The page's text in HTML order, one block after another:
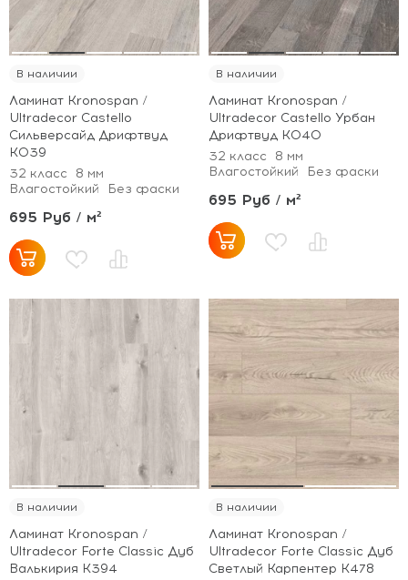
В наличии
Ламинат Kronospan /
Ultradecor Castello
Сильверсайд Дрифтвуд
K039
32 класс
8 мм
Влагостойкий
Без фаски
695 Руб / м²
В наличии
Ламинат Kronospan /
Ultradecor Castello Урбан
Дрифтвуд K040
32 класс
8 мм
Влагостойкий
Без фаски
695 Руб / м²
В наличии
Ламинат Kronospan /
Ultradecor Forte Classic Дуб
Валькирия K394
В наличии
Ламинат Kronospan /
Ultradecor Forte Classic Дуб
Светлый Карпентер K478